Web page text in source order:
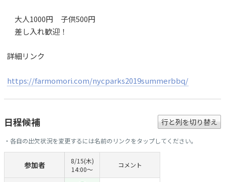
大人1000円 子供500円
差し入れ歓迎！
詳細リンク
https://farmomori.com/nycparks2019summerbbq/
日程候補 行と列を切り替え
・各自の出欠状況を変更するには名前のリンクをタップしてください。
参加者
8/15(木)
14:00〜
コメント